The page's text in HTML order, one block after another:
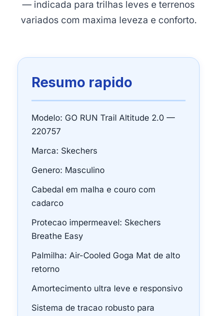
— indicada para trilhas leves e terrenos
variados com maxima leveza e conforto.
Resumo rapido
Modelo: GO RUN Trail Altitude 2.0 —
220757
Marca: Skechers
Genero: Masculino
Cabedal em malha e couro com
cadarco
Protecao impermeavel: Skechers
Breathe Easy
Palmilha: Air-Cooled Goga Mat de alto
retorno
Amortecimento ultra leve e responsivo
Sistema de tracao robusto para